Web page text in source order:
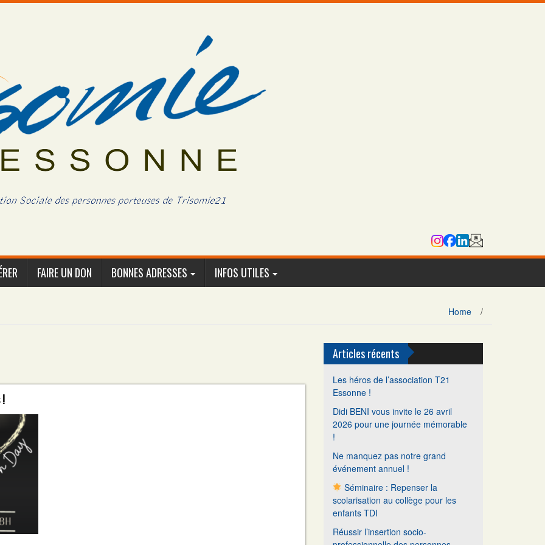
FAIRE UN DON BONNES ADRESSES INFOS UTILES
Home /
!
Articles récents
Les héros de l’association T21
Essonne !
Didi BENI vous invite le 26 avril
2026 pour une journée mémorable
!
Ne manquez pas notre grand
événement annuel !
Séminaire : Repenser la
scolarisation au collège pour les
enfants TDI
Réussir l’insertion socio-